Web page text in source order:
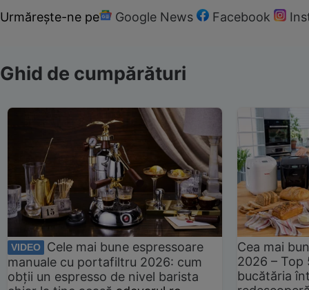
Urmărește-ne pe Google News Facebook
Ghid de cumpărături
VIDEO
Cele mai bune espressoare
manuale cu portafiltru 2026: cum
obții un espresso de nivel barista
Cea mai
2026 –
bucătăria